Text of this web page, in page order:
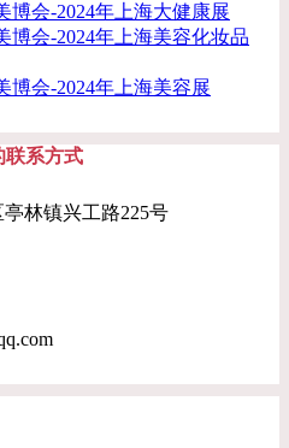
博会-2024年上海大健康展
博会-2024年上海美容化妆品
博会-2024年上海美容展
联系方式
林镇兴工路225号